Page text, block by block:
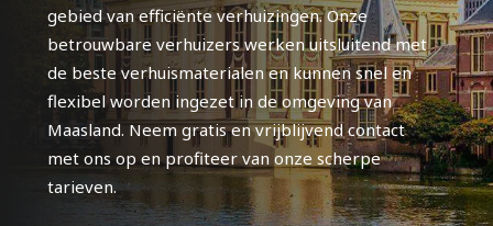
gebied van efficiënte verhuizingen. Onze
betrouwbare verhuizers werken uitsluitend met
de beste verhuismaterialen en kunnen snel en
flexibel worden ingezet in de omgeving van
Maasland. Neem gratis en vrijblijvend contact
met ons op en profiteer van onze scherpe
tarieven.